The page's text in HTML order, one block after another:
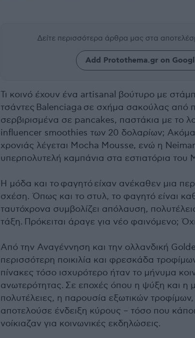
Δείτε περισσότερα άρθρα μας στα
Add Protothema.gr on
Τι κοινό έχουν ένα artisanal βούτυρο με
τσάντες Balenciaga σε σχήμα σακούλας από
σερβιρισμένα σε pancakes, παστάκια με το
influencer smoothies των 20 δολαρίων;
χρονιάς λέγεται Mocha Mousse, ενώ η
υπερπολυτελή καμπάνια στα εστιατόρια του
Η μόδα και το φαγητό είχαν ανέκαθεν μια
σχέση. Όπως και το στυλ, το φαγητό είναι
ταυτόχρονα συμβολίζει απόλαυση,
τάξη. Πρόκειται άραγε για νέο φαινόμενο;
Από την Αναγέννηση και την oλλανδική
περισσότερη ποικιλία και φρεσκάδα
πίνακες τόσο ισχυρότερο ήταν το μήνυμα
ανωτερότητας. Σε εποχές όπου η ψύξη και η
πολυτέλειες, η παρουσία εξωτικών
αποτελούσε ένδειξη κύρους – τόσο που
νοίκιαζαν για κοινωνικές εκδηλώσεις.